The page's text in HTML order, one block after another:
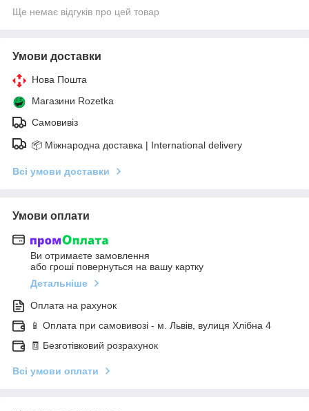
Ще немає відгуків про цей товар
Умови доставки
Нова Пошта
Магазини Rozetka
Самовивіз
📦 Міжнародна доставка | International delivery
Всі умови доставки
Умови оплати
Ви отримаєте замовлення
або гроші повернуться на вашу картку
Детальніше
Оплата на рахунок
📱 Оплата при самовивозі - м. Львів, вулиця Хлібна 4
🧾 Безготівковий розрахунок
Всі умови оплати